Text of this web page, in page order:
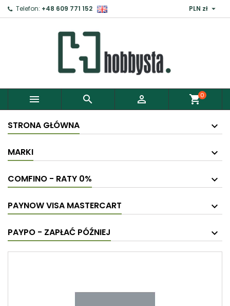
Telefon: +48 609 771 152 PLN zł 
   shopping_cart0
STRONA GŁÓWNA
MARKI
COMFINO - RATY 0%
PAYNOW VISA MASTERCART
PAYPO - ZAPŁAĆ PÓŹNIEJ